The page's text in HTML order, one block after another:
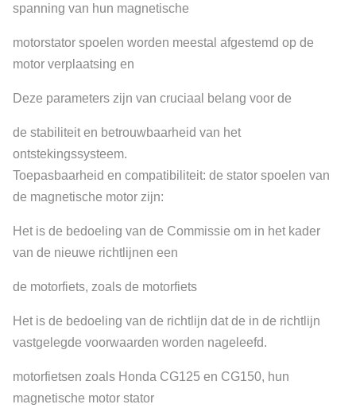
spanning van hun magnetische
motorstator spoelen worden meestal afgestemd op de
motor verplaatsing en
Deze parameters zijn van cruciaal belang voor de
de stabiliteit en betrouwbaarheid van het
ontstekingssysteem.
Toepasbaarheid en compatibiliteit: de stator spoelen van
de magnetische motor zijn:
Het is de bedoeling van de Commissie om in het kader
van de nieuwe richtlijnen een
de motorfiets, zoals de motorfiets
Het is de bedoeling van de richtlijn dat de in de richtlijn
vastgelegde voorwaarden worden nageleefd.
motorfietsen zoals Honda CG125 en CG150, hun
magnetische motor stator